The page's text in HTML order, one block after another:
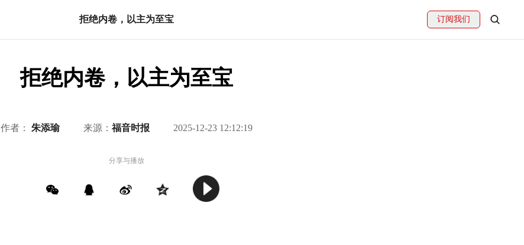
拒绝内卷，以主为至宝 订阅我们
拒绝内卷，以主为至宝
作者： 朱添瑜 来源： 福音时报 2025-12-23 12:12:19
分享与播放